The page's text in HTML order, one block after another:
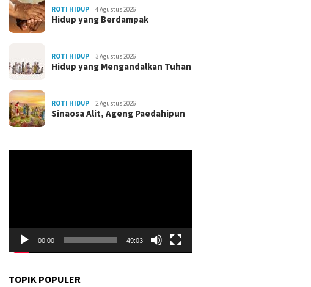
ROTI HIDUP 4 Agustus 2026
Hidup yang Berdampak
ROTI HIDUP 3 Agustus 2026
Hidup yang Mengandalkan Tuhan
ROTI HIDUP 2 Agustus 2026
Sinaosa Alit, Ageng Paedahipun
00:00 49:03
TOPIK POPULER